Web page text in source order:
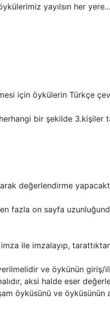
yayılsın her yere…
için öykülerin Türkçe
bir şekilde 3.kişiler
değerlendirme
fazla on sayfa
ile imzalayıp,
ve öykünün giriş/
aksi halde eser
öyküsünü ve öyküsünün